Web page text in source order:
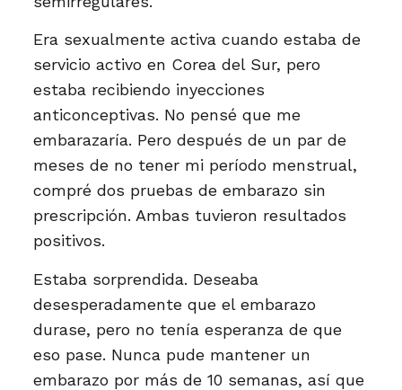
Era sexualmente activa cuando estaba de
servicio activo en Corea del Sur, pero
estaba recibiendo inyecciones
anticonceptivas. No pensé que me
embarazaría. Pero después de un par de
meses de no tener mi período menstrual,
compré dos pruebas de embarazo sin
prescripción. Ambas tuvieron resultados
positivos.
Estaba sorprendida. Deseaba
desesperadamente que el embarazo
durase, pero no tenía esperanza de que
eso pase. Nunca pude mantener un
embarazo por más de 10 semanas, así que